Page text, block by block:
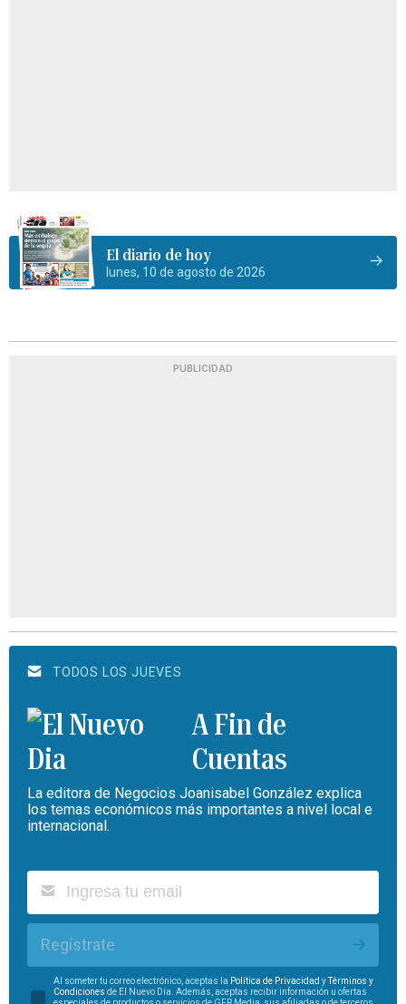
El diario de hoy
lunes, 10 de agosto de 2026
PUBLICIDAD
TODOS LOS JUEVES
A Fin de
Cuentas
La editora de Negocios Joanisabel González explica
los temas económicos más importantes a nivel local e
internacional.
Regístrate
Al someter tu correo electrónico, aceptas la Política de Privacidad yTérminos y
Condiciones de El Nuevo Día. Además, aceptas recibir información u ofertas